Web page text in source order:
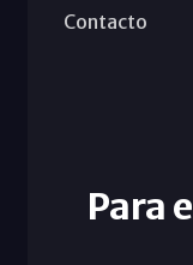
Contacto
Para